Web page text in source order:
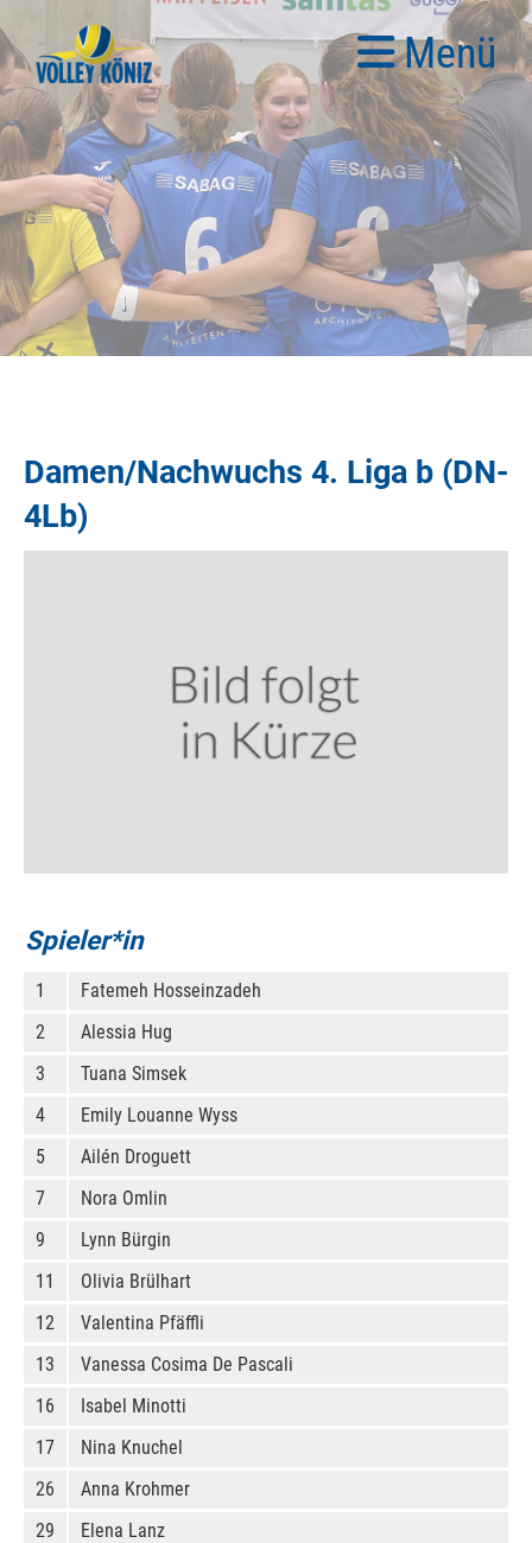
Menü
Damen/Nachwuchs 4. Liga b (DN-
4Lb)
Spieler*in
1
Fatemeh Hosseinzadeh
2
Alessia Hug
3
Tuana Simsek
4
Emily Louanne Wyss
5
Ailén Droguett
7
Nora Omlin
9
Lynn Bürgin
11
Olivia Brülhart
12
Valentina Pfäffli
13
Vanessa Cosima De Pascali
16
Isabel Minotti
17
Nina Knuchel
26
Anna Krohmer
29
Elena Lanz